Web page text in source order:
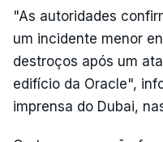
"As autoridades
um incidente menor
destroços após um
edifício da Oracle",
imprensa do Dubai,